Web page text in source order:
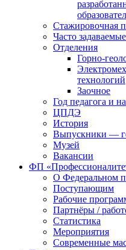
Стажировочная
Часто
Отделения
Горно-
технологий
Заочное
Год педагога и
ЦПДЭ
История
Выпускники —
Музей
Вакансии
ФП
О Федеральном
Поступающим
Рабочие
Партнёры /
Статистика
Мероприятия
Современные